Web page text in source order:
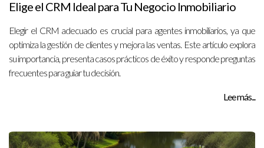
Elige el CRM Ideal para Tu Negocio Inmobiliario
Elegir el CRM adecuado es crucial para agentes inmobiliarios, ya que
optimiza la gestión de clientes y mejora las ventas. Este artículo explora
su importancia, presenta casos prácticos de éxito y responde preguntas
frecuentes para guiar tu decisión.
Lee más...